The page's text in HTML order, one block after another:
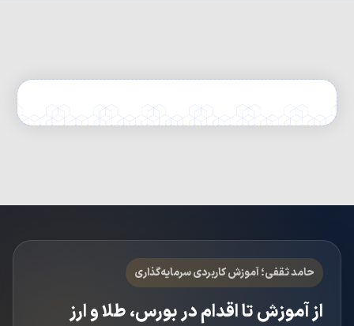
حامد ثقفی؛ آموزش کاربردی سرمایه‌گذاری
از آموزش تا اقدام در بورس، طلا و ارز